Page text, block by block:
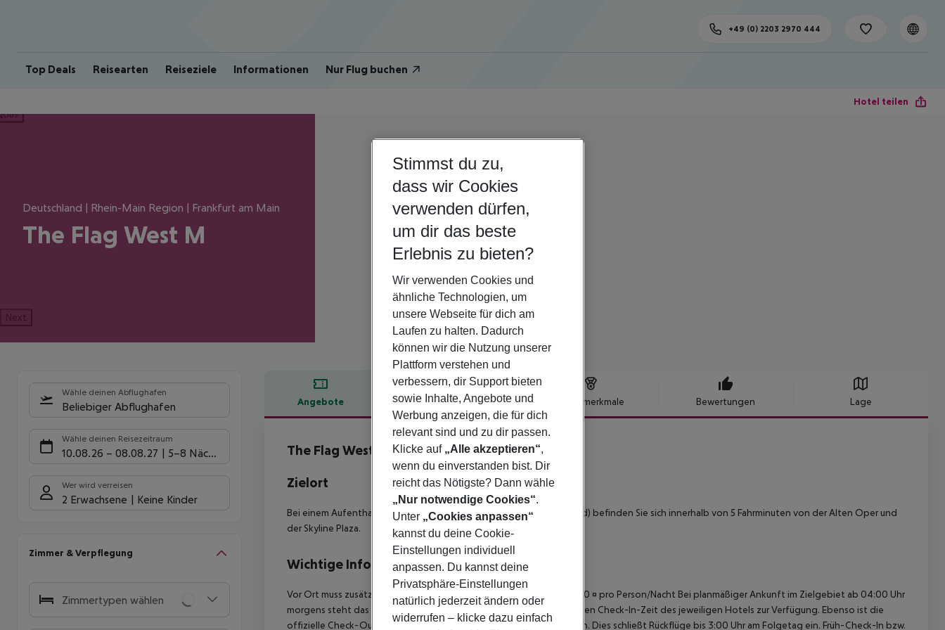
Top Deals Reisearten Reiseziele Informationen Nur Flug buchen
+49 (0) 2203 2970 444
Hotel teilen
Deutschland | Rhein-Main Region | Frankfurt am Main
The Flag West M
Next
Wähle deinen Abflughafen
Beliebiger Abflughafen
Wähle deinen Reisezeitraum
10.08.26 – 08.08.27 5-8 Nächte
Wer wird verreisen
2 Erwachsene Keine Kinder
Zimmer & Verpflegung
Zimmertypen wählen
Angebote Hotelbeschreibung Hotelmerkmale Bewertungen Lage
Hotelbeschreibung
The Flag West M
Zielort
Bei einem Aufenthalt im THE FLAG West M in Frankfurt (Westend-Süd) befinden Sie sich innerhalb von 5 Fahrminuten von der Alten Oper und
der Skyline Plaza.
Wichtige Informationen
Vor Ort muss zusätzlich der Tourismusbeitrag gezahlt werden. ca. 2,00 ¤ pro Person/Nacht Bei planmäßiger Ankunft im Zielgebiet ab 04:00 Uhr
morgens steht das Hotelzimmer am Ankunftstag erst ab der offiziellen Check-In-Zeit des jeweiligen Hotels zur Verfügung. Ebenso ist die
offizielle Check-Out-Zeit des Hotels am Tag der Abreise einzuhalten. Dies schließt Rückflüge bis 3:00 Uhr am Folgetag ein. Früh-Check-In bzw.
Stimmst du zu,
dass wir Cookies
verwenden dürfen,
um dir das beste
Erlebnis zu bieten?
Wir verwenden Cookies und
ähnliche Technologien, um
unsere Webseite für dich am
Laufen zu halten. Dadurch
können wir die Nutzung unserer
Plattform verstehen und
verbessern, dir Support bieten
sowie Inhalte, Angebote und
Werbung anzeigen, die für dich
relevant sind und zu dir passen.
Klicke auf „Alle akzeptieren“,
wenn du einverstanden bist. Dir
reicht das Nötigste? Dann wähle
„Nur notwendige Cookies“.
Unter „Cookies anpassen“
kannst du deine Cookie-
Einstellungen individuell
anpassen. Du kannst deine
Privatsphäre-Einstellungen
natürlich jederzeit ändern oder
widerrufen – klicke dazu einfach